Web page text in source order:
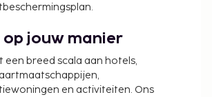
op jouw manier
een breed scala aan hotels,
en activiteiten. Ons